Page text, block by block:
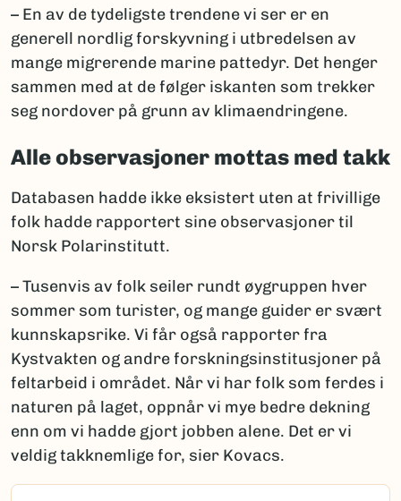
– En av de tydeligste trendene vi ser er en
generell nordlig forskyvning i utbredelsen av
mange migrerende marine pattedyr. Det henger
sammen med at de følger iskanten som trekker
seg nordover på grunn av klimaendringene.
Alle observasjoner mottas med takk
Databasen hadde ikke eksistert uten at frivillige
folk hadde rapportert sine observasjoner til
Norsk Polarinstitutt.
– Tusenvis av folk seiler rundt øygruppen hver
sommer som turister, og mange guider er svært
kunnskapsrike. Vi får også rapporter fra
Kystvakten og andre forskningsinstitusjoner på
feltarbeid i området. Når vi har folk som ferdes i
naturen på laget, oppnår vi mye bedre dekning
enn om vi hadde gjort jobben alene. Det er vi
veldig takknemlige for, sier Kovacs.